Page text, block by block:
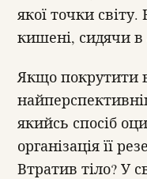
якої точки
кишені, сидячи в
Якщо покрутити
якийсь спосіб
організація її
Втратив тіло? У